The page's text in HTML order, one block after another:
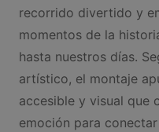
recorrido divertido y
momentos de la
hasta nuestros días.
artístico, el montaje
accesible y visual que
emoción para